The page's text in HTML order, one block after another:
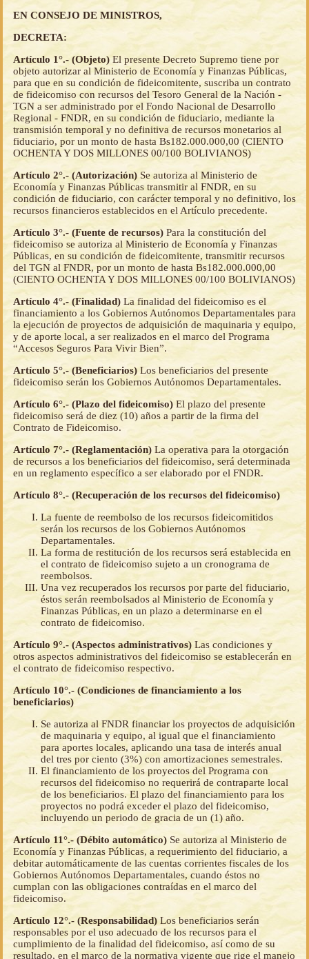
EN CONSEJO DE MINISTROS,
DECRETA:
Artículo 1°.- (Objeto)El presente Decreto Supremo tiene por
objeto autorizar al Ministerio de Economía y Finanzas Públicas,
para que en su condición de fideicomitente, suscriba un contrato
de fideicomiso con recursos del Tesoro General de la Nación -
TGN a ser administrado por el Fondo Nacional de Desarrollo
Regional - FNDR, en su condición de fiduciario, mediante la
transmisión temporal y no definitiva de recursos monetarios al
fiduciario, por un monto de hasta Bs182.000.000,00 (CIENTO
OCHENTA Y DOS MILLONES 00/100 BOLIVIANOS)
Artículo 2°.- (Autorización) Se autoriza al Ministerio de
Economía y Finanzas Públicas transmitir al FNDR, en su
condición de fiduciario, con carácter temporal y no definitivo, los
recursos financieros establecidos en el Artículo precedente.
Artículo 3°.- (Fuente de recursos) Para la constitución del
fideicomiso se autoriza al Ministerio de Economía y Finanzas
Públicas, en su condición de fideicomitente, transmitir recursos
del TGN al FNDR, por un monto de hasta Bs182.000.000,00
(CIENTO OCHENTA Y DOS MILLONES 00/100 BOLIVIANOS)
Artículo 4°.- (Finalidad) La finalidad del fideicomiso es el
financiamiento a los Gobiernos Autónomos Departamentales para
la ejecución de proyectos de adquisición de maquinaria y equipo,
y de aporte local, a ser realizados en el marco del Programa
“Accesos Seguros Para Vivir Bien”.
Artículo 5°.- (Beneficiarios) Los beneficiarios del presente
fideicomiso serán los Gobiernos Autónomos Departamentales.
Artículo 6°.- (Plazo del fideicomiso) El plazo del presente
fideicomiso será de diez (10) años a partir de la firma del
Contrato de Fideicomiso.
Artículo 7°.- (Reglamentación) La operativa para la otorgación
de recursos a los beneficiarios del fideicomiso, será determinada
en un reglamento específico a ser elaborado por el FNDR.
Artículo 8°.- (Recuperación de los recursos del fideicomiso)
La fuente de reembolso de los recursos fideicomitidos
serán los recursos de los Gobiernos Autónomos
Departamentales.
La forma de restitución de los recursos será establecida en
el contrato de fideicomiso sujeto a un cronograma de
reembolsos.
Una vez recuperados los recursos por parte del fiduciario,
éstos serán reembolsados al Ministerio de Economía y
Finanzas Públicas, en un plazo a determinarse en el
contrato de fideicomiso.
Artículo 9°.- (Aspectos administrativos) Las condiciones y
otros aspectos administrativos del fideicomiso se establecerán en
el contrato de fideicomiso respectivo.
Artículo 10°.- (Condiciones de financiamiento a los
beneficiarios)
Se autoriza al FNDR financiar los proyectos de adquisición
de maquinaria y equipo, al igual que el financiamiento
para aportes locales, aplicando una tasa de interés anual
del tres por ciento (3%) con amortizaciones semestrales.
El financiamiento de los proyectos del Programa con
recursos del fideicomiso no requerirá de contraparte local
de los beneficiarios. El plazo del financiamiento para los
proyectos no podrá exceder el plazo del fideicomiso,
incluyendo un periodo de gracia de un (1) año.
Artículo 11°.- (Débito automático) Se autoriza al Ministerio de
Economía y Finanzas Públicas, a requerimiento del fiduciario, a
debitar automáticamente de las cuentas corrientes fiscales de los
Gobiernos Autónomos Departamentales, cuando éstos no
cumplan con las obligaciones contraídas en el marco del
fideicomiso.
Artículo 12°.- (Responsabilidad)Los beneficiarios serán
responsables por el uso adecuado de los recursos para el
cumplimiento de la finalidad del fideicomiso, así como de su
resultado, en el marco de la normativa vigente que rige el manejo